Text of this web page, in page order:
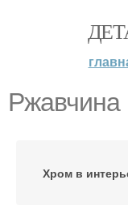
Ржавчина
Хром в